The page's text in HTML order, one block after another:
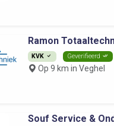
Ramon
KVK Geverifieerd
Op 9 km in Veghel
Souf Service &